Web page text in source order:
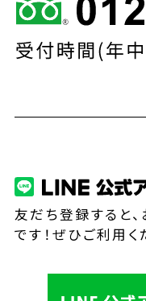
友だち登録すると
です！ぜひご利用く